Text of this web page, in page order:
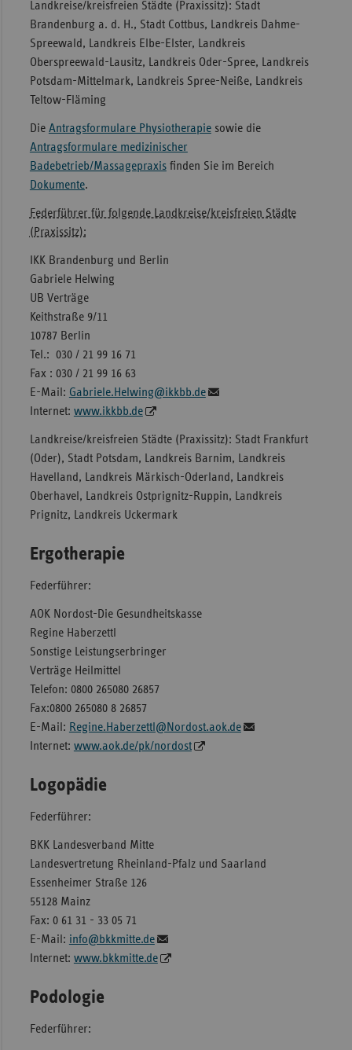
Landkreise/kreisfreien Städte (Praxissitz): Stadt
Brandenburg a. d. H., Stadt Cottbus, Landkreis Dahme-
Spreewald, Landkreis Elbe-Elster, Landkreis
Oberspreewald-Lausitz, Landkreis Oder-Spree, Landkreis
Potsdam-Mittelmark, Landkreis Spree-Neiße, Landkreis
Teltow-Fläming
Die Antragsformulare Physiotherapiesowie die
Antragsformulare medizinischer
Badebetrieb/Massagepraxisfinden Sie im Bereich
Dokumente.
Federführer für folgende Landkreise/kreisfreien Städte
(Praxissitz):
IKK Brandenburg und Berlin
Gabriele Helwing
UB Verträge
Keithstraße 9/11
10787 Berlin
Tel.: 030 / 21 99 16 71
Fax : 030 / 21 99 16 63
E-Mail: Gabriele.Helwing@ikkbb.de
Internet: www.ikkbb.de
Landkreise/kreisfreien Städte (Praxissitz): Stadt Frankfurt
(Oder), Stadt Potsdam, Landkreis Barnim, Landkreis
Havelland, Landkreis Märkisch-Oderland, Landkreis
Oberhavel, Landkreis Ostprignitz-Ruppin, Landkreis
Prignitz, Landkreis Uckermark
Ergotherapie
Federführer:
AOK Nordost-Die Gesundheitskasse
Regine Haberzettl
Sonstige Leistungserbringer
Verträge Heilmittel
Telefon: 0800 265080 26857
Fax:0800 265080 8 26857
E-Mail: Regine.Haberzettl@Nordost.aok.de
Internet: www.aok.de/pk/nordost
Logopädie
Federführer:
BKK Landesverband Mitte
Landesvertretung Rheinland-Pfalz und Saarland
Essenheimer Straße 126
55128 Mainz
Fax: 0 61 31 - 33 05 71
E-Mail: info@bkkmitte.de
Internet: www.bkkmitte.de
Podologie
Federführer: